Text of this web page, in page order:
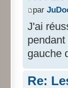
par
J'ai
gauche
Re: